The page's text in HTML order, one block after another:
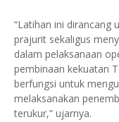
“Latihan ini dirancang
prajurit sekaligus
dalam pelaksanaan
pembinaan kekuatan
berfungsi untuk
melaksanakan
terukur,” ujarnya.